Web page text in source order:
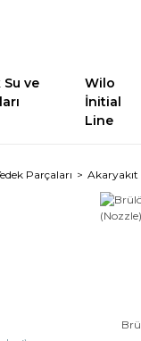
ve
Wilo
İnitial
Line
Parçaları